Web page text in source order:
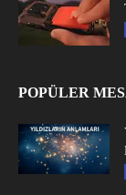
POPÜLER